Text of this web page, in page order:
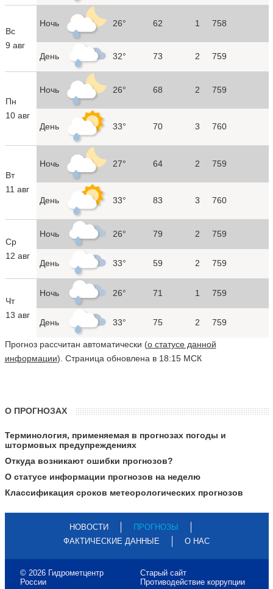
Вс
9 авг
Ночь 26° 62 1 758
День 32° 73 2 759
Пн
10 авг
Ночь 26° 68 2 759
День 33° 70 3 760
Вт
11 авг
Ночь 27° 64 2 759
День 33° 83 3 760
Ср
12 авг
Ночь 26° 79 2 759
День 33° 59 2 759
Чт
13 авг
Ночь 26° 71 1 759
День 33° 75 2 759
Прогноз рассчитан автоматически (о статусе данной
информации). Страница обновлена в 18:15 МСК
О ПРОГНОЗАХ
Терминология, применяемая в прогнозах погоды и
штормовых предупреждениях
Откуда возникают ошибки прогнозов?
О статусе информации прогнозов на неделю
Классификация сроков метеорологических прогнозов
НОВОСТИ
ПРОГНОЗЫ
ФАКТИЧЕСКИЕ ДАННЫЕ
О НАС
© 2026 Гидрометцентр
России
Старый сайт
Противодействие коррупции